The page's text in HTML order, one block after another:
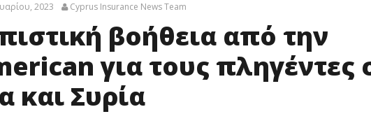
2023 Cyprus Insurance News Team
βοήθεια από την
για τους πληγέντες
και Συρία